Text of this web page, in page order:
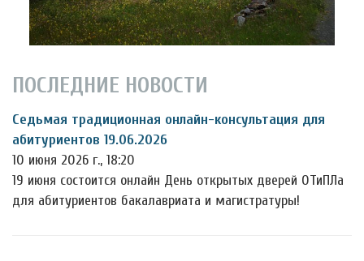
ПОСЛЕДНИЕ НОВОСТИ
Седьмая традиционная онлайн-консультация для
абитуриентов 19.06.2026
10 июня 2026 г., 18:20
19 июня состоится онлайн День открытых дверей ОТиПЛа
для абитуриентов бакалавриата и магистратуры!